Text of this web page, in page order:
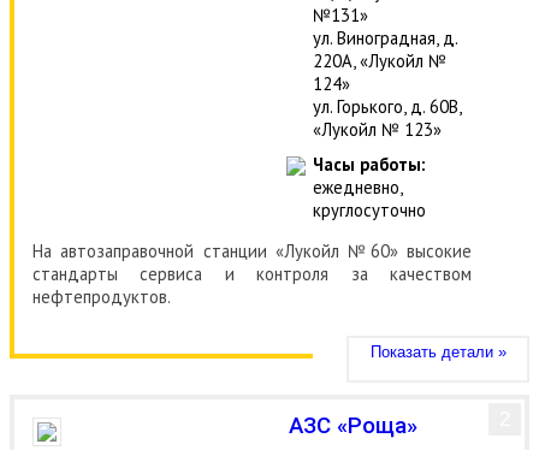
№131»
ул. Виноградная, д.
220А, «Лукойл №
124»
ул. Горького, д. 60В,
«Лукойл № 123»
Часы работы:
ежедневно,
круглосуточно
На автозаправочной станции «Лукойл №60» высокие
стандарты сервиса и контроля за качеством
нефтепродуктов.
Показать детали »
АЗС «Роща»